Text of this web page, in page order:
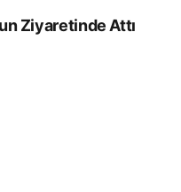
Ziyaretinde Attı